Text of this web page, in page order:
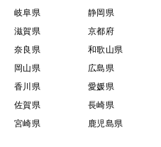
岐阜県
静岡県
滋賀県
京都府
奈良県
和歌山県
岡山県
広島県
香川県
愛媛県
佐賀県
長崎県
宮崎県
鹿児島県